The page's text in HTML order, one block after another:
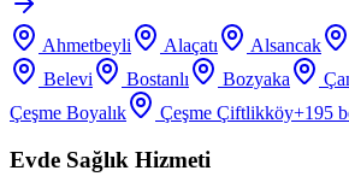
Ahmetbeyli Alaçatı Alsancak
Belevi
Bostanlı Bozyaka
Çeşme Boyalık
Çeşme Çiftlikköy+195
Evde Sağlık Hizmeti